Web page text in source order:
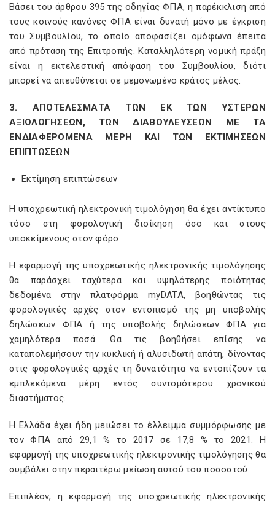
Βάσει του άρθρου 395 της οδηγίας ΦΠΑ, η παρέκκλιση από
τους κοινούς κανόνες ΦΠΑ είναι δυνατή μόνο με έγκριση
του Συμβουλίου, το οποίο αποφασίζει ομόφωνα έπειτα
από πρόταση της Επιτροπής. Καταλληλότερη νομική πράξη
είναι η εκτελεστική απόφαση του Συμβουλίου, διότι
μπορεί να απευθύνεται σε μεμονωμένο κράτος μέλος.
3. ΑΠΟΤΕΛΕΣΜΑΤΑ ΤΩΝ ΕΚ ΤΩΝ ΥΣΤΕΡΩΝ
ΑΞΙΟΛΟΓΗΣΕΩΝ, ΤΩΝ ΔΙΑΒΟΥΛΕΥΣΕΩΝ ΜΕ ΤΑ
ΕΝΔΙΑΦΕΡΟΜΕΝΑ ΜΕΡΗ ΚΑΙ ΤΩΝ ΕΚΤΙΜΗΣΕΩΝ
ΕΠΙΠΤΩΣΕΩΝ
Εκτίμηση επιπτώσεων
Η υποχρεωτική ηλεκτρονική τιμολόγηση θα έχει αντίκτυπο
τόσο στη φορολογική διοίκηση όσο και στους
υποκείμενους στον φόρο.
Η εφαρμογή της υποχρεωτικής ηλεκτρονικής τιμολόγησης
θα παράσχει ταχύτερα και υψηλότερης ποιότητας
δεδομένα στην πλατφόρμα myDATA, βοηθώντας τις
φορολογικές αρχές στον εντοπισμό της μη υποβολής
δηλώσεων ΦΠΑ ή της υποβολής δηλώσεων ΦΠΑ για
χαμηλότερα ποσά. Θα τις βοηθήσει επίσης να
καταπολεμήσουν την κυκλική ή αλυσιδωτή απάτη, δίνοντας
στις φορολογικές αρχές τη δυνατότητα να εντοπίζουν τα
εμπλεκόμενα μέρη εντός συντομότερου χρονικού
διαστήματος.
Η Ελλάδα έχει ήδη μειώσει το έλλειμμα συμμόρφωσης με
τον ΦΠΑ από 29,1 % το 2017 σε 17,8 % το 2021. Η
εφαρμογή της υποχρεωτικής ηλεκτρονικής τιμολόγησης θα
συμβάλει στην περαιτέρω μείωση αυτού του ποσοστού.
Επιπλέον, η εφαρμογή της υποχρεωτικής ηλεκτρονικής